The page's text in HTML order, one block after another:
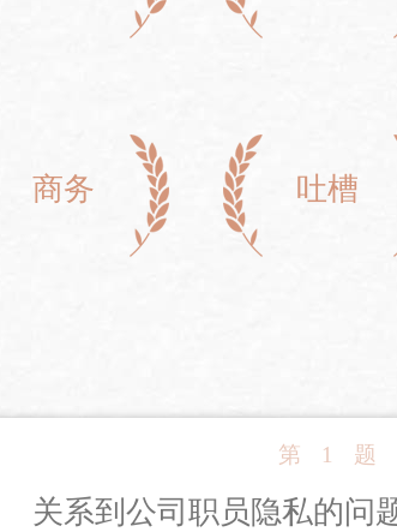
商务 吐槽
第 1 题
关系到公司职员隐私的问